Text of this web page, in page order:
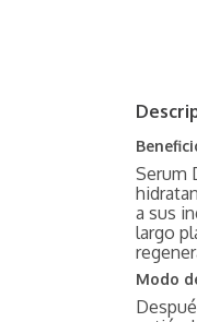
Serum
a sus
largo
Modo